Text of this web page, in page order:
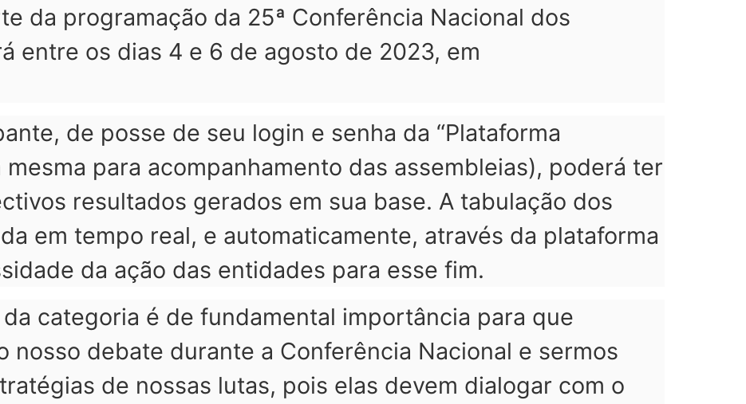
da programação da 25ª Conferência Nacional dos
entre os dias 4 e 6 de agosto de 2023, em
de posse de seu login e senha da “Plataforma
mesma para acompanhamento das assembleias), poderá ter
resultados gerados em sua base. A tabulação dos
em tempo real, e automaticamente, através da plataforma
da ação das entidades para esse fim.
categoria é de fundamental importância para que
nosso debate durante a Conferência Nacional e sermos
de nossas lutas, pois elas devem dialogar com o